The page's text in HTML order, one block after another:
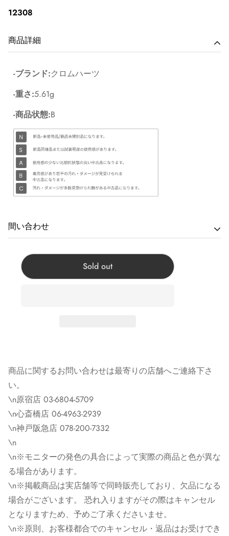
価
格
12308
商品詳細
-ブランド:クロムハーツ
-重さ:5.61g
-商品状態:B
間い合わせ
商品に関するお問い合わせは最寄りの店舗へご連絡下さ
い。
筋1-2-4
Corner Kobe神戸店:兵庫県神戸市中央区三宮町１丁目６
−24
※モニターの発色の具合によって実際の商品と色が異な
る場合があります。
※掲載商品は実店舗等で同時販売しており、欠品になる
場合がございます。 恐れ入りますがその際はキャンセル
となりますため、予めご了承くださいませ。
※原則、お客様都合でのキャンセル・返品はお受けでき
ません。
Sold out
商品に関するお問い合わせは最寄りの店舗へご連絡下さ
い。
\n原宿店 03-6804-5709
\n心斎橋店 06-4963-2939
\n神戸阪急店 078-200-7332
\n
\n※モニターの発色の具合によって実際の商品と色が異な
る場合があります。
\n※掲載商品は実店舗等で同時販売しており、欠品になる
場合がございます。 恐れ入りますがその際はキャンセル
となりますため、予めご了承くださいませ。
\n※原則、お客様都合でのキャンセル・返品はお受けでき